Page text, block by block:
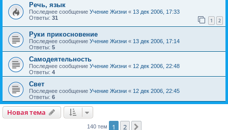
Речь, язык
Последнее сообщение Учение Жизни « 13 дек 2006, 17:33
Ответы: 31 1 2
Руки прикосновение
Последнее сообщение Учение Жизни « 13 дек 2006, 17:14
Ответы: 5
Самодеятельность
Последнее сообщение Учение Жизни « 12 дек 2006, 22:48
Ответы: 4
Свет
Последнее сообщение Учение Жизни « 12 дек 2006, 22:45
Ответы: 6
Новая тема
140 тем 1 2